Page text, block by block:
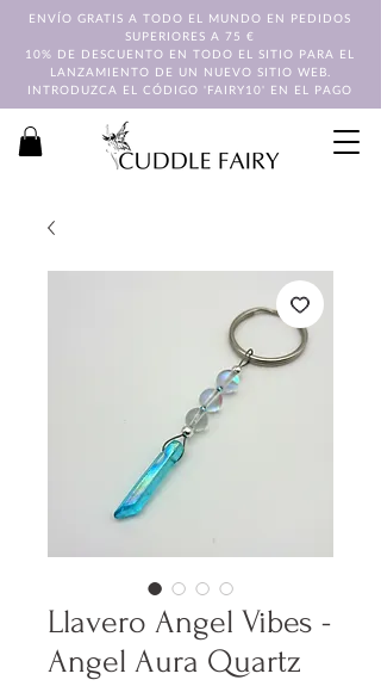
ENVÍO GRATIS A TODO EL MUNDO EN PEDIDOS
SUPERIORES A 75 €
10% DE DESCUENTO EN TODO EL SITIO PARA EL
LANZAMIENTO DE UN NUEVO SITIO WEB.
INTRODUZCA EL CÓDIGO 'FAIRY10' EN EL PAGO
Llavero Angel Vibes -
Angel Aura Quartz